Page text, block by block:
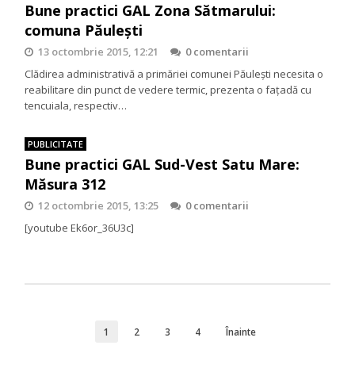
Bune practici GAL Zona Sătmarului:
comuna Păuleşti
13 octombrie 2015, 12:21
0 comentarii
Clădirea administrativă a primăriei comunei Păuleşti necesita o
reabilitare din punct de vedere termic, prezenta o faţadă cu
tencuiala, respectiv…
PUBLICITATE
Bune practici GAL Sud-Vest Satu Mare:
Măsura 312
12 octombrie 2015, 13:25
0 comentarii
[youtube Ek6or_36U3c]
1 2 3 4 Înainte